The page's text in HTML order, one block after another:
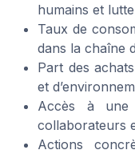
humains et
Taux de
dans la chaîne
Part des
et
Accès à une
collaborateurs
Actions